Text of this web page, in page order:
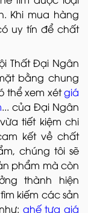
Khi mua hàng
uy tín để chất
Thất Đại Ngân
bằng chung
thể xem xétgiá
... của Đại Ngân
tiết kiệm chi
kết về chất
chúng tôi sẽ
phẩm mà còn
thành hiện
kiếm các sản
ghế tựa giá